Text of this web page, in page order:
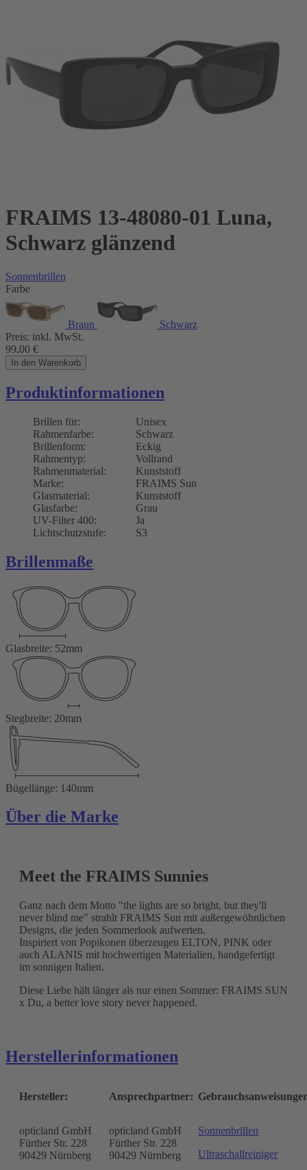
FRAIMS 13-48080-01 Luna,
Schwarz glänzend
Sonnenbrillen
Farbe
Braun
Schwarz
Preis: inkl. MwSt.
99,00 €
In den Warenkorb
Produktinformationen
Brillen für:
Unisex
Rahmenfarbe:
Schwarz
Brillenform:
Eckig
Rahmentyp:
Vollrand
Rahmenmaterial:
Kunststoff
Marke:
FRAIMS Sun
Glasmaterial:
Kunststoff
Glasfarbe:
Grau
UV-Filter 400:
Ja
Lichtschutzstufe:
S3
Brillenmaße
Glasbreite: 52mm
Stegbreite: 20mm
Bügellänge: 140mm
Über die Marke
Meet the FRAIMS Sunnies
Ganz nach dem Motto "the lights are so bright, but they'll
never blind me" strahlt FRAIMS Sun mit außergewöhnlichen
Designs, die jeden Sommerlook aufwerten.
Inspiriert von Popikonen überzeugen ELTON, PINK oder
auch ALANIS mit hochwertigen Materialien, handgefertigt
im sonnigen Italien.
Diese Liebe hält länger als nur einen Sommer: FRAIMS SUN
x Du, a better love story never happened.
Herstellerinformationen
Hersteller:
opticland GmbH
Fürther Str. 228
90429 Nürnberg
Ansprechpartner:
opticland GmbH
Fürther Str. 228
90429 Nürnberg
Sonnenbrillen
Ultraschallreiniger